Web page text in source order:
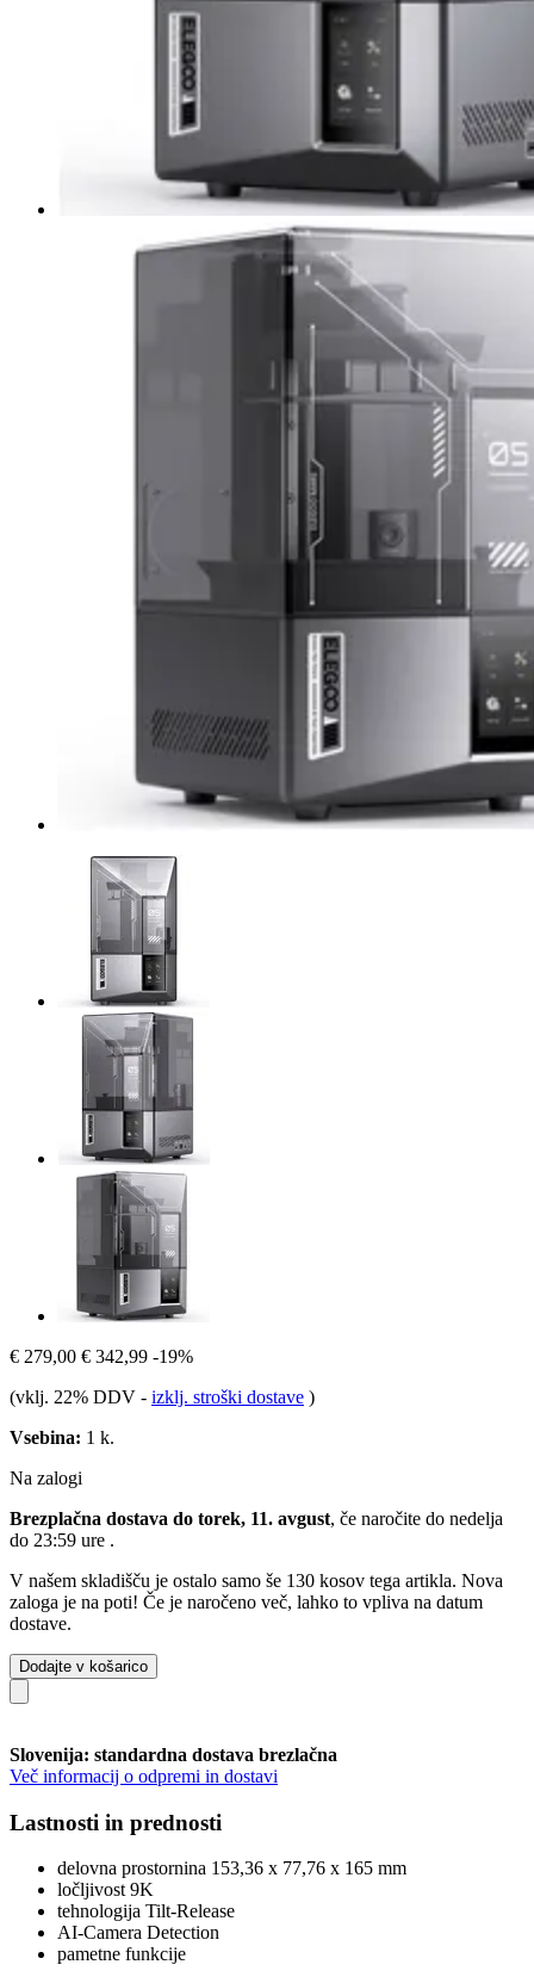
€ 279,00 € 342,99 -19%
(vklj. 22% DDV - izklj. stroški dostave )
Vsebina: 1 k.
Na zalogi
Brezplačna dostava do torek, 11. avgust, če naročite do nedelja
do 23:59 ure .
V našem skladišču je ostalo samo še 130 kosov tega artikla. Nova
zaloga je na poti! Če je naročeno več, lahko to vpliva na datum
dostave.
Dodajte v košarico
Slovenija: standardna dostava brezlačna
Več informacij o odpremi in dostavi
Lastnosti in prednosti
delovna prostornina 153,36 x 77,76 x 165 mm
ločljivost 9K
tehnologija Tilt-Release
AI-Camera Detection
pametne funkcije